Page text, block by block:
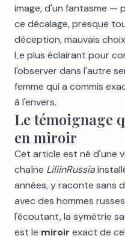
image, d'un fantasme —
ce décalage, presque
déception, mauvais
Le plus éclairant pour
l'observer dans l'autre
femme qui a commis
à l'envers.
Le témoignage
en miroir
Cet article est né d'une
chaîne LiliinRussia
années, y raconte sans
avec des hommes
l'écoutant, la symétrie
est le miroir exact de